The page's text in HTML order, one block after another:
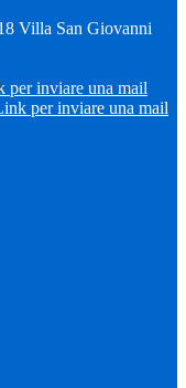
Villa San Giovanni
per inviare una mail
per inviare una mail